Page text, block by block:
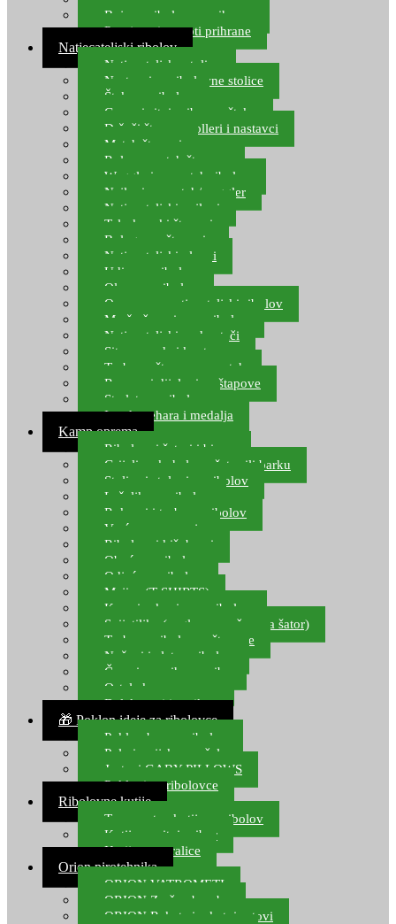
Boje za ribolovnu prihranu
Provjereni recepti prihrane
Natjecateljski ribolov
Natjecateljske stolice
Nastavci za ribolovne stolice
Šteke za ribolov
Gume i sitni pribor za šteku
Držači štapova rolleri i nastavci
Match štapovi
Role za match štapove
Waggleri za match ribolov
Najloni za match/waggler
Natjecateljski najloni
Teleskopski štapovi
Bolognese štapovi
Natjecateljski plovci
Udice za ribolov
Olovo za ribolov
Oprema za natjecateljski ribolov
Mreže čuvarice za ribolov
Natjecateljski podmetači
Sito, posude i kante
Torbe za štapove – match
Rezervni dijelovi za štapove
Starlete za ribolov
Izrada pehara i medalja
Kamp oprema
Ribolovni šatori i bivvy
Grijalice, kuhala za šator ili barku
Stolice i stolovi za ribolov
Ležaljke za ribolov
Ruksaci i torbe za ribolov
Vreće za spavanje
Ribolovni kišobrani
Obuća za ribolov
Odjeća za ribolov
Majice (T-SHIRTS)
Kape i rukavice za ribolov
Svijetiljke (naglavne, ručne, za šator)
Torbe za ribolovne štapove
Noževi i alat za ribolov
Čamci za prihranu ribe
Ostala kamp oprema
Dalekozori i optika
🎁 Poklon ideje za ribolovce
Poklon bon za ribolov
Polarizacijske naočale
Jastuci GABY PILLOWS
Pokloni za ribolovce
Ribolovne kutije
Transportne kutije za ribolov
Kutije za sitni pribor
Kutije za varalice
Orion pirotehnika
ORION VATROMETI
ORION Zračne bombe
ORION Rakete i raketni setovi